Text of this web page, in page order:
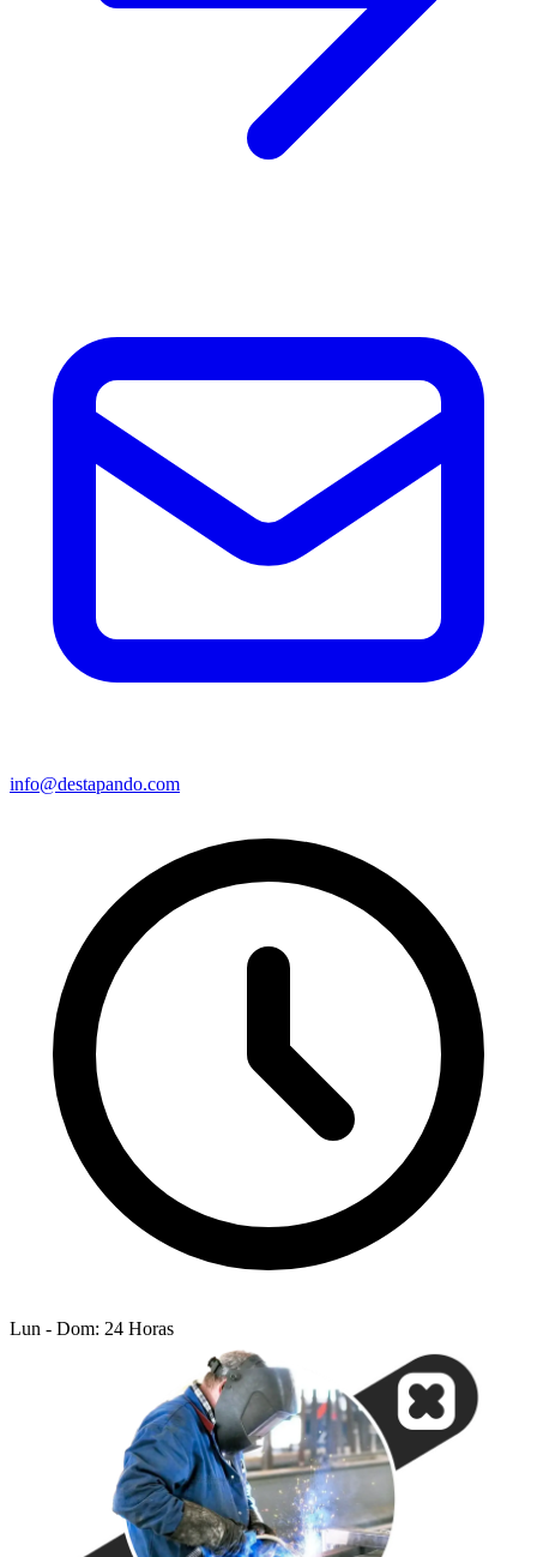
info@destapando.com
Lun - Dom: 24 Horas